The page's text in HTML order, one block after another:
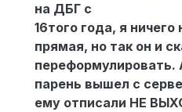
на ДБГ с
16того года, я
прямая, но так он и
переформулировать.
парень вышел с
ему отписали НЕ